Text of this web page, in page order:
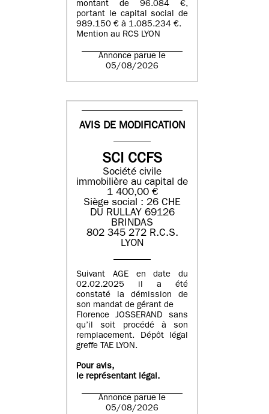
montant de 96.084 €,
portant le capital social de
989.150 € à 1.085.234 €.
Mention au RCS LYON
Annonce parue le
05/08/2026
AVIS DE MODIFICATION
SCI CCFS
Société civile
immobilière au capital de
1 400,00 €
Siège social : 26 CHE
DU RULLAY 69126
BRINDAS
802 345 272 R.C.S.
LYON
Suivant AGE en date du
02.02.2025 il a été
constaté la démission de
son mandat de gérant de
Florence JOSSERAND sans
qu’il soit procédé à son
remplacement. Dépôt légal
greffe TAE LYON.
Pour avis,
le représentant légal.
Annonce parue le
05/08/2026